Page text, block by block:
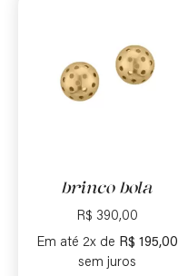
brinco bola
R$ 390,00
Em até 2x de R$ 195,00
sem juros